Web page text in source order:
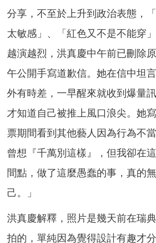
分享，不至於上升到政治表態，
太敏感」、「紅色又不是不能穿
越演越烈，洪真慶中午前已刪除
午公開手寫道歉信。她在信中坦
外有時差，一早醒來就收到爆量
才知道自己被推上風口浪尖。她
票期間看到其他藝人因為行為不
曾想『千萬別這樣』，但我卻在
間點，做了這麼愚蠢的事，真的
己。」
洪真慶解釋，照片是幾天前在瑞
拍的，單純因為覺得設計有趣才